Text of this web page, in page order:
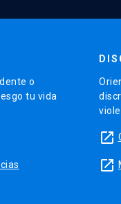
o
tu vida
launch
launch